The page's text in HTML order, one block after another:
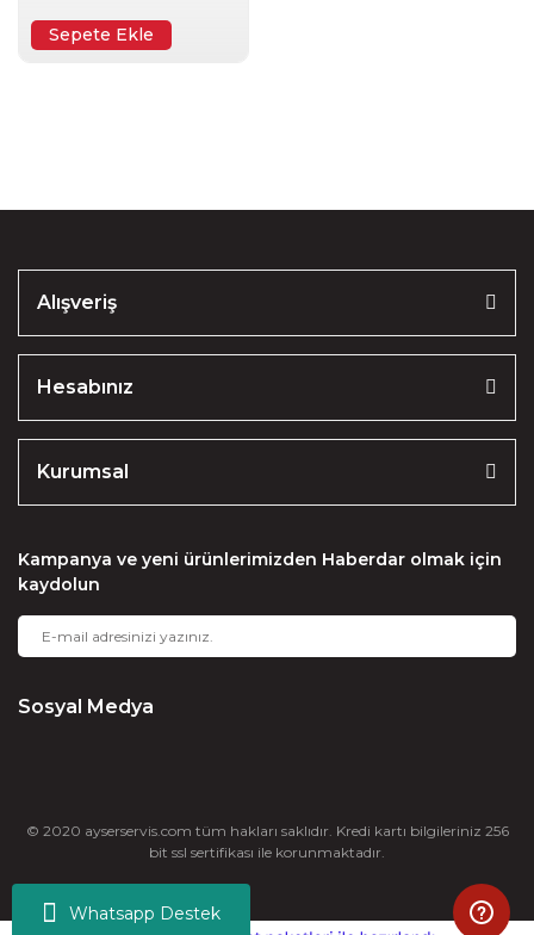
Whatsapp Destek
Sepete Ekle
Alışveriş
Hesabınız
Kurumsal
Kampanya ve yeni ürünlerimizden Haberdar olmak için
kaydolun
Sosyal Medya
© 2020 ayserservis.com tüm hakları saklıdır. Kredi kartı bilgileriniz 256
bit ssl sertifikası ile korunmaktadır.